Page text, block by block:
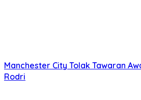
Manchester City Tolak Tawaran
Rodri